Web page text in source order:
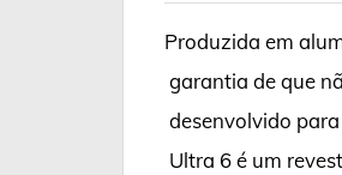
Produzida em
garantia de que
desenvolvido
Ultra 6 é um